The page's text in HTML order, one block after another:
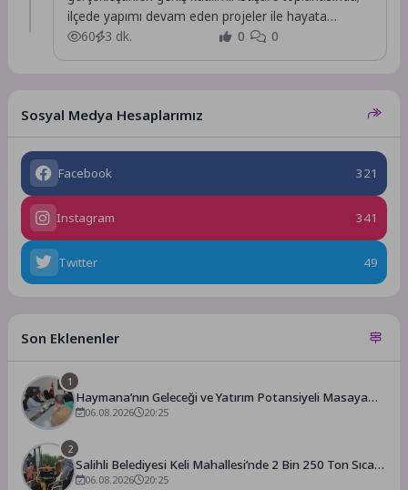
ilçede yapımı devam eden projeler ile hayata
geçirilmesi planlanan yeni yatırımlar,...
60 3 dk. 0 0
Sosyal Medya Hesaplarımız
Facebook 321
Instagram 341
Twitter 49
Son Eklenenler
1
Haymana’nın Geleceği ve Yatırım Potansiyeli Masaya
Yatırıldı
06.08.2026 20:25
2
Salihli Belediyesi Keli Mahallesi’nde 2 Bin 250 Ton Sıcak
Asfalt Çalışmasını Tamamladı
06.08.2026 20:25